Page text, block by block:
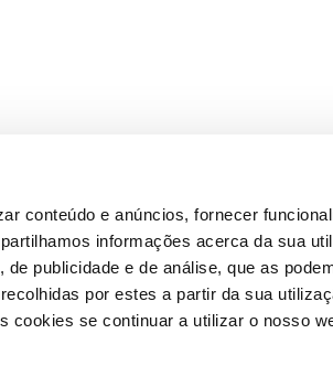
conteúdo e anúncios, fornecer
informações acerca da sua
publicidade e de análise, que as
por estes a partir da sua
cookies se continuar a utilizar o nosso